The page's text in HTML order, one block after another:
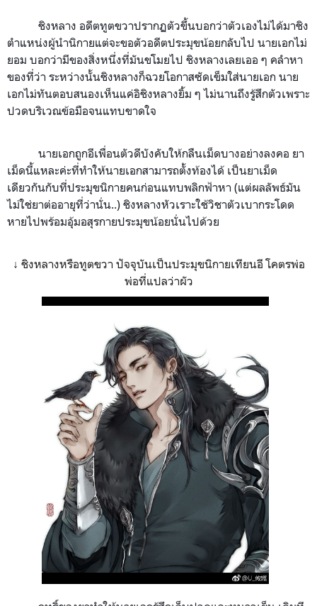
ชิงหลาง อดีตทูตขวาปรากฏตัวขึ้นบอกว่าตัวเองไม่ได้มาชิง
ตำแหน่งผู้นำนิกายแต่จะขอตัวอดีตประมุขน้อยกลับไป นายเอกไม่
ยอม บอกว่ามีของสิ่งหนึ่งที่มันขโมยไป ชิงหลางเลยเออ ๆ คลำหา
ของที่ว่า ระหว่างนั้นชิงหลางก็ฉวยโอกาสซัดเข็มใส่นายเอก นาย
เอกไม่ทันตอบสนองเห็นแค่อิชิงหลางยิ้ม ๆ ไม่นานถึงรู้สึกตัวเพราะ
ปวดบริเวณข้อมือจนแทบขาดใจ
นายเอกถูกอีเพื่อนตัวดีบังคับให้กลืนเม็ดบางอย่างลงคอ ยา
เม็ดนี้แหละค่ะที่ทำให้นายเอกสามารถตั้งท้องได้ เป็นยาเม็ด
เดียวกันกับที่ประมุขนิกายคนก่อนแทบพลิกฟ้าหา (แต่ผลลัพธ์มัน
ไม่ใช่ยาต่ออายุที่ว่านั่น..) ชิงหลางหัวเราะใช้วิชาตัวเบากระโดด
หายไปพร้อมอุ้มอสุรกายประมุขน้อยนั่นไปด้วย
↓ ชิงหลางหรือทูตขวา ปัจจุบันเป็นประมุขนิกายเทียนอี โคตรพ่อ
พ่อที่แปลว่าผัว